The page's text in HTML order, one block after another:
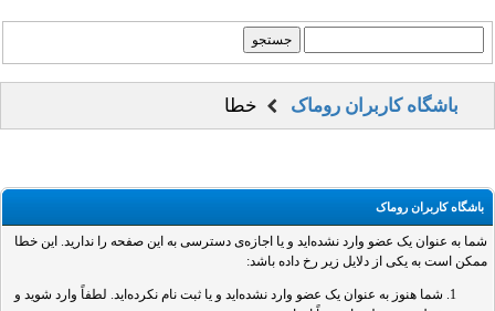
باشگاه کاربران روماک خطا
باشگاه کاربران روماک
شما به عنوان یک عضو وارد نشده‌اید و یا اجازه‌ی دسترسی به این صفحه را ندارید. این خطا
ممکن است به یکی از دلایل زیر رخ داده باشد:
شما هنوز به عنوان یک عضو وارد نشده‌اید و یا ثبت نام نکرده‌اید. لطفاً وارد شوید و